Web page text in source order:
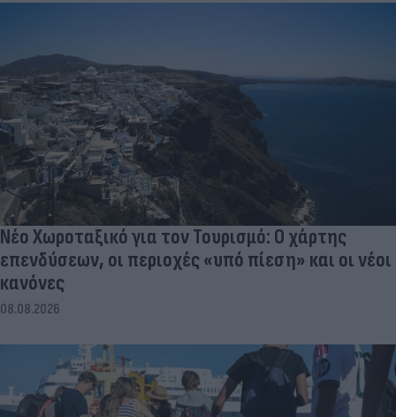
Νέο Χωροταξικό για τον Τουρισμό: Ο χάρτης
επενδύσεων, οι περιοχές «υπό πίεση» και οι νέοι
κανόνες
08.08.2026